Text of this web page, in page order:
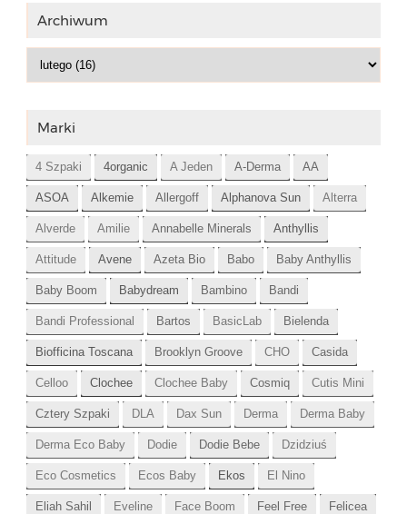
Archiwum
Marki
4 Szpaki 4organic A Jeden A-Derma AA
ASOA Alkemie Allergoff Alphanova Sun Alterra
Alverde Amilie Annabelle Minerals Anthyllis
Attitude Avene Azeta Bio Babo Baby Anthyllis
Baby Boom Babydream Bambino Bandi
Bandi Professional Bartos BasicLab Bielenda
Biofficina Toscana Brooklyn Groove CHO Casida
Celloo Clochee Clochee Baby Cosmiq Cutis Mini
Cztery Szpaki DLA Dax Sun Derma Derma Baby
Derma Eco Baby Dodie Dodie Bebe Dzidziuś
Eco Cosmetics Ecos Baby Ekos El Nino
Eliah Sahil Eveline Face Boom Feel Free Felicea